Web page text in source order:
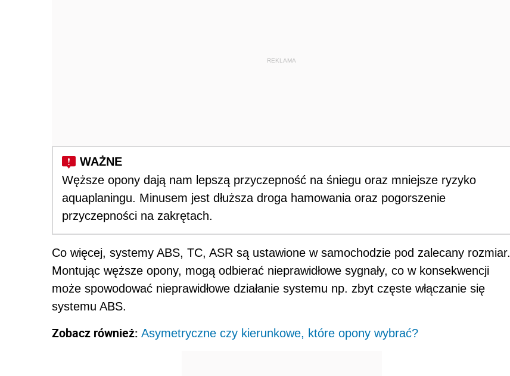
REKLAMA
Węższe opony dają nam lepszą przyczepność na śniegu oraz mniejsze ryzyko
aquaplaningu. Minusem jest dłuższa droga hamowania oraz pogorszenie
przyczepności na zakrętach.
Co więcej, systemy ABS, TC, ASR są ustawione w samochodzie pod zalecany rozmiar.
Montując węższe opony, mogą odbierać nieprawidłowe sygnały, co w konsekwencji
może spowodować nieprawidłowe działanie systemu np. zbyt częste włączanie się
systemu ABS.
Zobacz również: Asymetryczne czy kierunkowe, które opony wybrać?